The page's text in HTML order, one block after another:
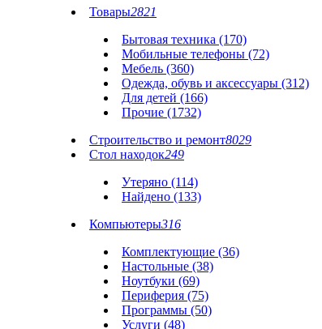
Товары2821
Бытовая техника (170)
Мобильные телефоны (72)
Мебель (360)
Одежда, обувь и аксессуары (312)
Для детей (166)
Прочие (1732)
Строительство и ремонт8029
Стол находок249
Утеряно (114)
Найдено (133)
Компьютеры316
Комплектующие (36)
Настольные (38)
Ноутбуки (69)
Периферия (75)
Программы (50)
Услуги (48)